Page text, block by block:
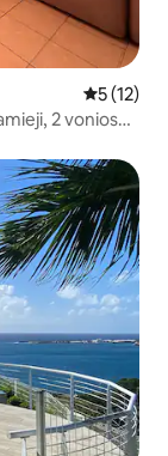
Vidutinis
5 (12)
2 vonios